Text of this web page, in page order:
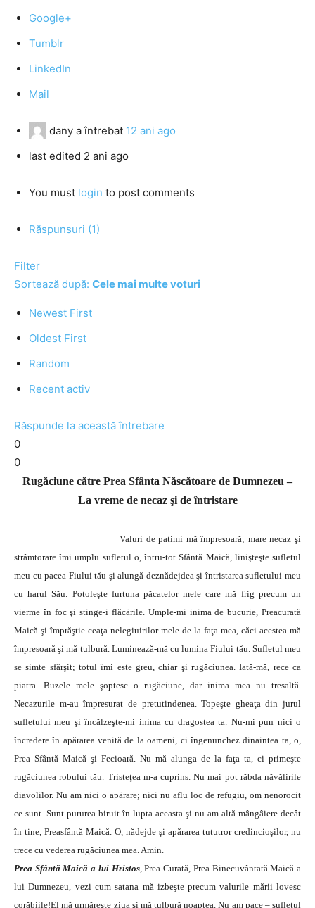
Google+
Tumblr
LinkedIn
Mail
dany a întrebat 12 ani ago
last edited 2 ani ago
You must login to post comments
Răspunsuri (1)
Filter
Sortează după: Cele mai multe voturi
Newest First
Oldest First
Random
Recent activ
Răspunde la această întrebare
0
0
Rugăciune către Prea Sfânta Născătoare de Dumnezeu –
La vreme de necaz şi de întristare
Valuri de patimi mă împresoară; mare necaz şi
strâmtorare îmi umplu sufletul o, întru-tot Sfântă Maică, linişteşte sufletul
meu cu pacea Fiului tău şi alungă deznădejdea şi întristarea sufletului meu
cu harul Său. Potoleşte furtuna păcatelor mele care mă frig precum un
vierme în foc şi stinge-i flăcările. Umple-mi inima de bucurie, Preacurată
Maică şi împrăştie ceaţa nelegiuirilor mele de la faţa mea, căci acestea mă
împresoară şi mă tulbură. Luminează-mă cu lumina Fiului tău. Sufletul meu
se simte sfârşit; totul îmi este greu, chiar şi rugăciunea. Iată-mă, rece ca
piatra. Buzele mele şoptesc o rugăciune, dar inima mea nu tresaltă.
Necazurile m-au împresurat de pretutindenea. Topeşte gheaţa din jurul
sufletului meu şi încălzeşte-mi inima cu dragostea ta. Nu-mi pun nici o
încredere în apărarea venită de la oameni, ci îngenunchez dinaintea ta, o,
Prea Sfântă Maică şi Fecioară. Nu mă alunga de la faţa ta, ci primeşte
rugăciunea robului tău. Tristeţea m-a cuprins. Nu mai pot răbda năvălirile
diavolilor. Nu am nici o apărare; nici nu aflu loc de refugiu, om nenorocit
ce sunt. Sunt pururea biruit în lupta aceasta şi nu am altă mângâiere decât
în tine, Preasfântă Maică. O, nădejde şi apărarea tututror credincioşilor, nu
trece cu vederea rugăciunea mea. Amin.
Prea Sfântă Maică a lui Hristos, Prea Curată, Prea Binecuvântată Maică a
lui Dumnezeu, vezi cum satana mă izbeşte precum valurile mării lovesc
corăbiile!El mă urmăreşte ziua şi mă tulbură noaptea. Nu am pace – sufletul